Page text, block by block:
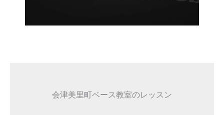
会津美里町ベース教室のレッスン